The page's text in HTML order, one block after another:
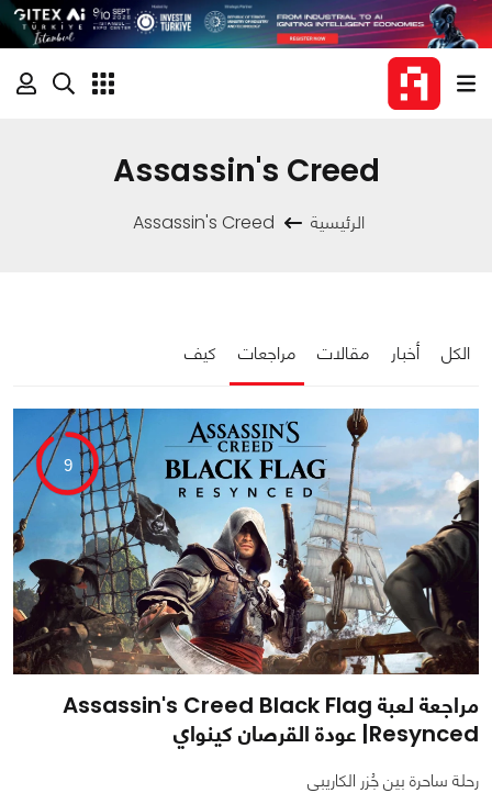
Assassin's Creed
الرئيسية Assassin's Creed
الكل أخبار مقالات مراجعات كيف
9
مراجعة لعبة Assassin's Creed Black Flag
Resynced| عودة القرصان كينواي
رحلة ساحرة بين جُزر الكاريبي